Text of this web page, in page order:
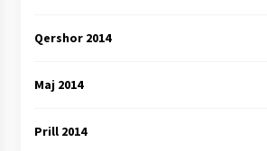
Qershor 2014
Maj 2014
Prill 2014